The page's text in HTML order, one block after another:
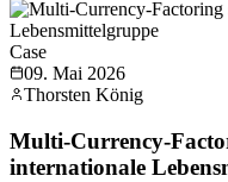
Case
09. Mai 2026
Thorsten König
Multi-Currency-
internationale